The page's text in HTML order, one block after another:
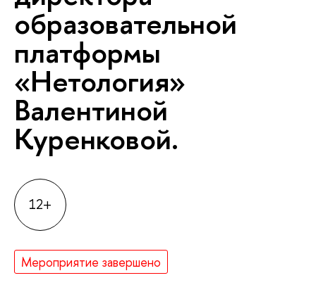
образовательной
платформы
«Нетология»
Валентиной
Куренковой.
12+
Мероприятие завершено